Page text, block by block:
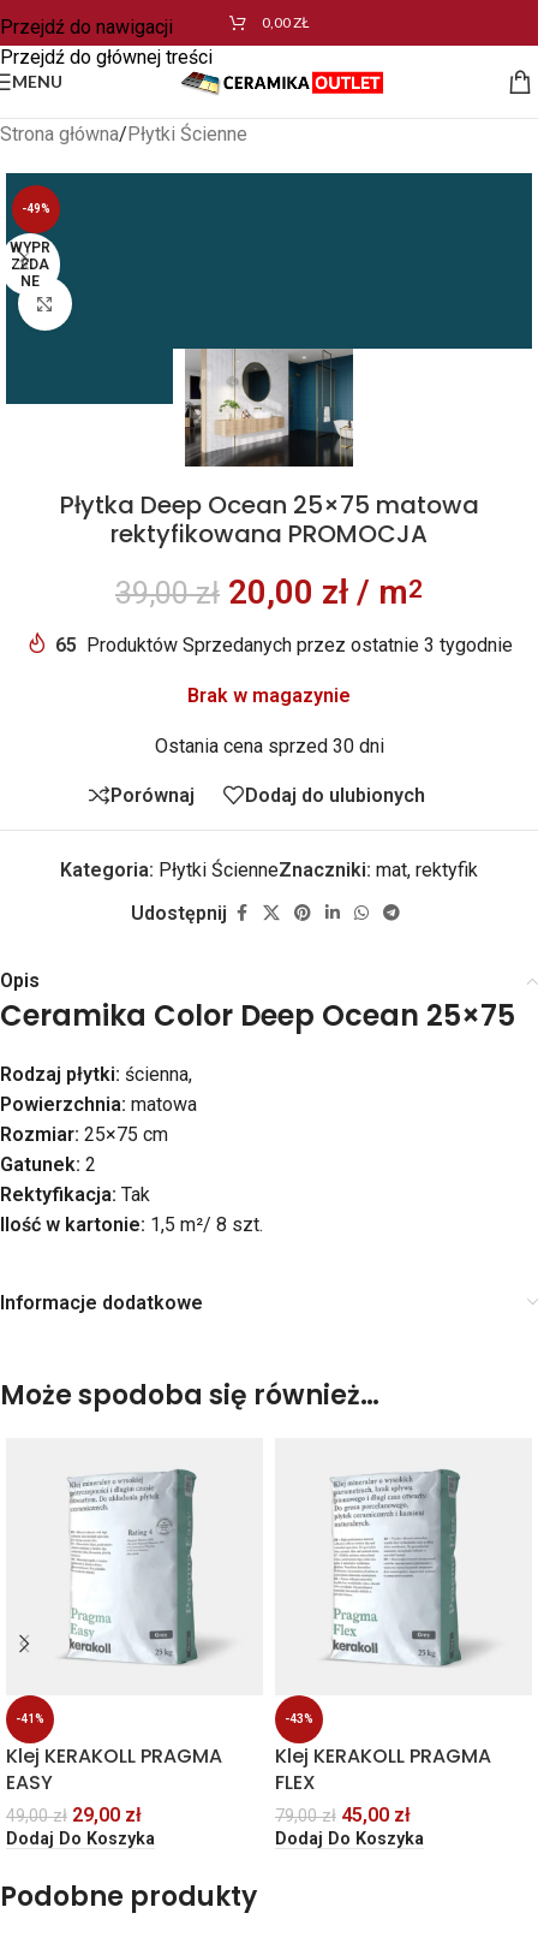
Przejdź do nawigacji
Przejdź do głównej treści
0,00ZŁ
MENU
Strona główna/Płytki Ścienne
-49%
WYPR
ZEDA
NE
Kliknij aby powiększyć
Płytka Deep Ocean 25×75 matowa
rektyfikowana PROMOCJA
39,00zł 20,00 zł / m2
65 Produktów Sprzedanych przez ostatnie 3 tygodnie
Brak w magazynie
Ostania cena sprzed 30 dni
Porównaj Dodaj do ulubionych
Kategoria: Płytki ŚcienneZnaczniki: mat, rektyfik
Udostępnij
Opis
Ceramika Color Deep Ocean 25×75
Rodzaj płytki: ścienna,
Powierzchnia: matowa
Rozmiar: 25×75 cm
Gatunek: 2
Rektyfikacja: Tak
Ilość w kartonie: 1,5 m²/ 8 szt.
Informacje dodatkowe
Może spodoba się również…
-41%
Klej KERAKOLL PRAGMA
EASY
49,00zł 29,00 zł
Dodaj Do Koszyka
-43%
Klej KERAKOLL PRAGMA
FLEX
79,00zł 45,00 zł
Dodaj Do Koszyka
Podobne produkty